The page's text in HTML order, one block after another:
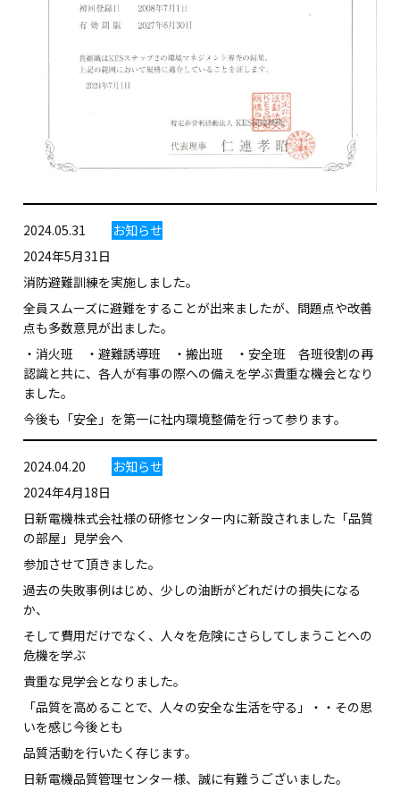
2024.05.31
お知らせ
2024年5月31日
消防避難訓練を実施しました。
全員スムーズに避難をすることが出来ましたが、問題点や改善
点も多数意見が出ました。
・消火班 ・避難誘導班 ・搬出班 ・安全班 各班役割の再
認識と共に、各人が有事の際への備えを学ぶ貴重な機会となり
ました。
今後も「安全」を第一に社内環境整備を行って参ります。
2024.04.20
お知らせ
2024年4月18日
日新電機株式会社様の研修センター内に新設されました「品質
の部屋」見学会へ
参加させて頂きました。
過去の失敗事例はじめ、少しの油断がどれだけの損失になる
か、
そして費用だけでなく、人々を危険にさらしてしまうことへの
危機を学ぶ
貴重な見学会となりました。
「品質を高めることで、人々の安全な生活を守る」・・その思
いを感じ今後とも
品質活動を行いたく存じます。
日新電機品質管理センター様、誠に有難うございました。